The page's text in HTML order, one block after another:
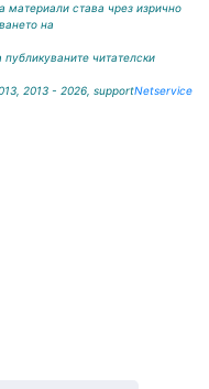
материали става чрез изрично
на
читателски
2013 - 2026, supportNetservice